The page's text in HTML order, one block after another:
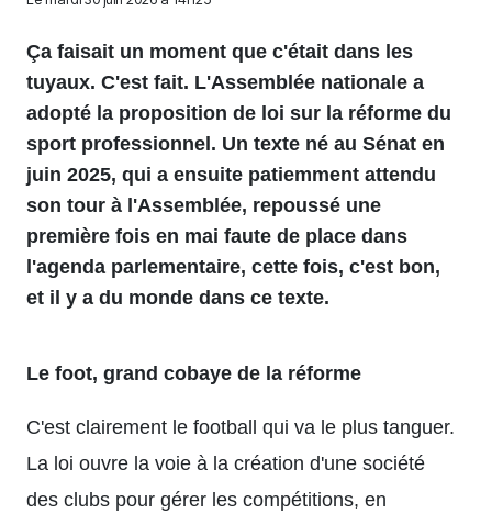
Ça faisait un moment que c'était dans les
tuyaux. C'est fait. L'Assemblée nationale a
adopté la proposition de loi sur la réforme du
sport professionnel. Un texte né au Sénat en
juin 2025, qui a ensuite patiemment attendu
son tour à l'Assemblée, repoussé une
première fois en mai faute de place dans
l'agenda parlementaire, cette fois, c'est bon,
et il y a du monde dans ce texte.
Le foot, grand cobaye de la réforme
C'est clairement le football qui va le plus tanguer.
La loi ouvre la voie à la création d'une société
des clubs pour gérer les compétitions, en